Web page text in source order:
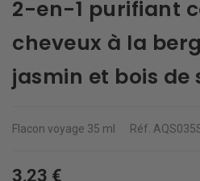
2-en-1 purifiant
cheveux à la
jasmin et bois de
Flacon voyage 35 ml Réf.
3,23 €